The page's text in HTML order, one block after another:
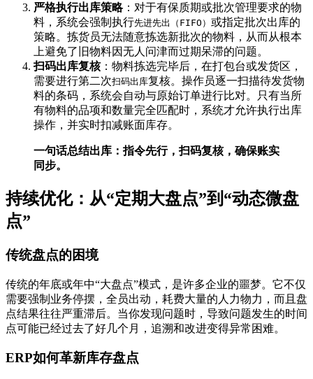
严格执行出库策略：对于有保质期或批次管理要求的物
料，系统会强制执行先进先出（FIFO） 或指定批次出库的
策略。拣货员无法随意拣选新批次的物料，从而从根本
上避免了旧物料因无人问津而过期呆滞的问题。
扫码出库复核：物料拣选完毕后，在打包台或发货区，
需要进行第二次扫码出库复核。操作员逐一扫描待发货物
料的条码，系统会自动与原始订单进行比对。只有当所
有物料的品项和数量完全匹配时，系统才允许执行出库
操作，并实时扣减账面库存。
一句话总结出库：指令先行，扫码复核，确保账实
同步。
持续优化：从“定期大盘点”到“动态微盘
点”
传统盘点的困境
传统的年底或年中“大盘点”模式，是许多企业的噩梦。它不仅
需要强制业务停摆，全员出动，耗费大量的人力物力，而且盘
点结果往往严重滞后。当你发现问题时，导致问题发生的时间
点可能已经过去了好几个月，追溯和改进变得异常困难。
ERP如何革新库存盘点